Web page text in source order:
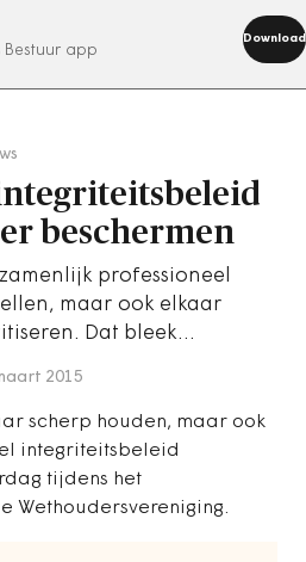
Bestuur app
Download
nu
beschermen
professioneel
maar ook elkaar
Dat bleek…
2015
scherp houden, maar ook
integriteitsbeleid
tijdens het
Wethoudersvereniging.